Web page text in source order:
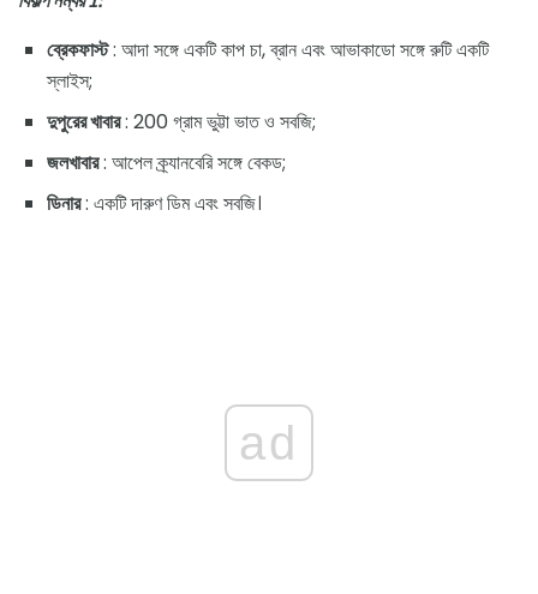
ব্রেকফাস্ট: আদা সঙ্গে একটি কাপ চা, ব্রান এবং আভাকাডো সঙ্গে রুটি একটি
স্লাইস;
দুপুরের খাবার: 200 গ্রাম ভুট্টা ভাত ও সবজি;
জলখাবার: আপেল ক্র্যানবেরি সঙ্গে বেকড;
ডিনার: একটি দারুণ ডিম এবং সবজি।
ad